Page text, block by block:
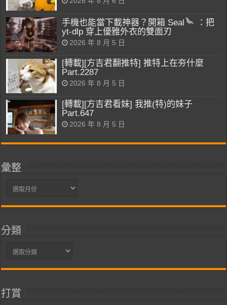
手機也能當下載神器？開箱 Seal
：把
yt-dlp 穿上優雅外衣的雙面刃
2026 年 8 月 5 日
[轉載][方吉君翻推特] 推特上在夯什麼
Part.2287
2026 年 8 月 5 日
[轉載][方吉君看妹] 我推(特)的妹子
Part.647
2026 年 8 月 5 日
彙整
彙
分類
分
打賞